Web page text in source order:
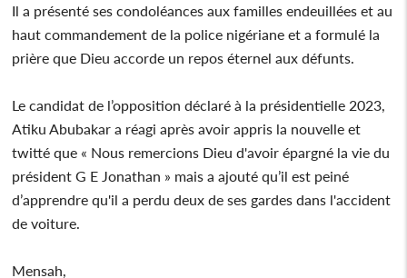
Il a présenté ses condoléances aux familles endeuillées et au
haut commandement de la police nigériane et a formulé la
prière que Dieu accorde un repos éternel aux défunts.
Le candidat de l’opposition déclaré à la présidentielle 2023,
Atiku Abubakar a réagi après avoir appris la nouvelle et
twitté que « Nous remercions Dieu d'avoir épargné la vie du
président G E Jonathan » mais a ajouté qu’il est peiné
d’apprendre qu'il a perdu deux de ses gardes dans l'accident
de voiture.
Mensah,